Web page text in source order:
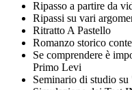
Ripasso a partire da
Ripassi su vari
Ritratto A Pastello
Romanzo storico
Se comprendere è
Primo Levi
Seminario di studio